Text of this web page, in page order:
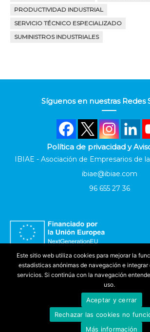
PRODUCTIVIDAD INDUSTRIAL
SERVICIO TÉCNICO ESPECIALIZADO
SUMINISTROS INDUSTRIALES
Síguenos en nuestras Redes
Política de privacidad y
IBIAE - Asociación de Empresarios de
ibiae@ibiae.com
96 655 27 36
Accesibilidad
IBIAE2025. Todos los derechos
Este sitio web utiliza cookies para mejorar la
estadísticas anónimas de navegación e
servicios. Si continúa con la navegación
uso.
Aceptar y cerrar
Rechazar las cookies no
Más información